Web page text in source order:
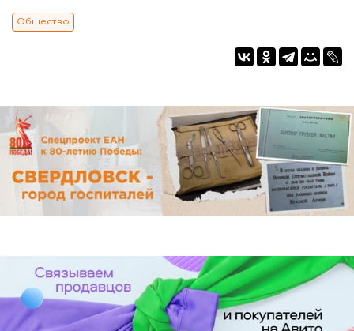
Общество